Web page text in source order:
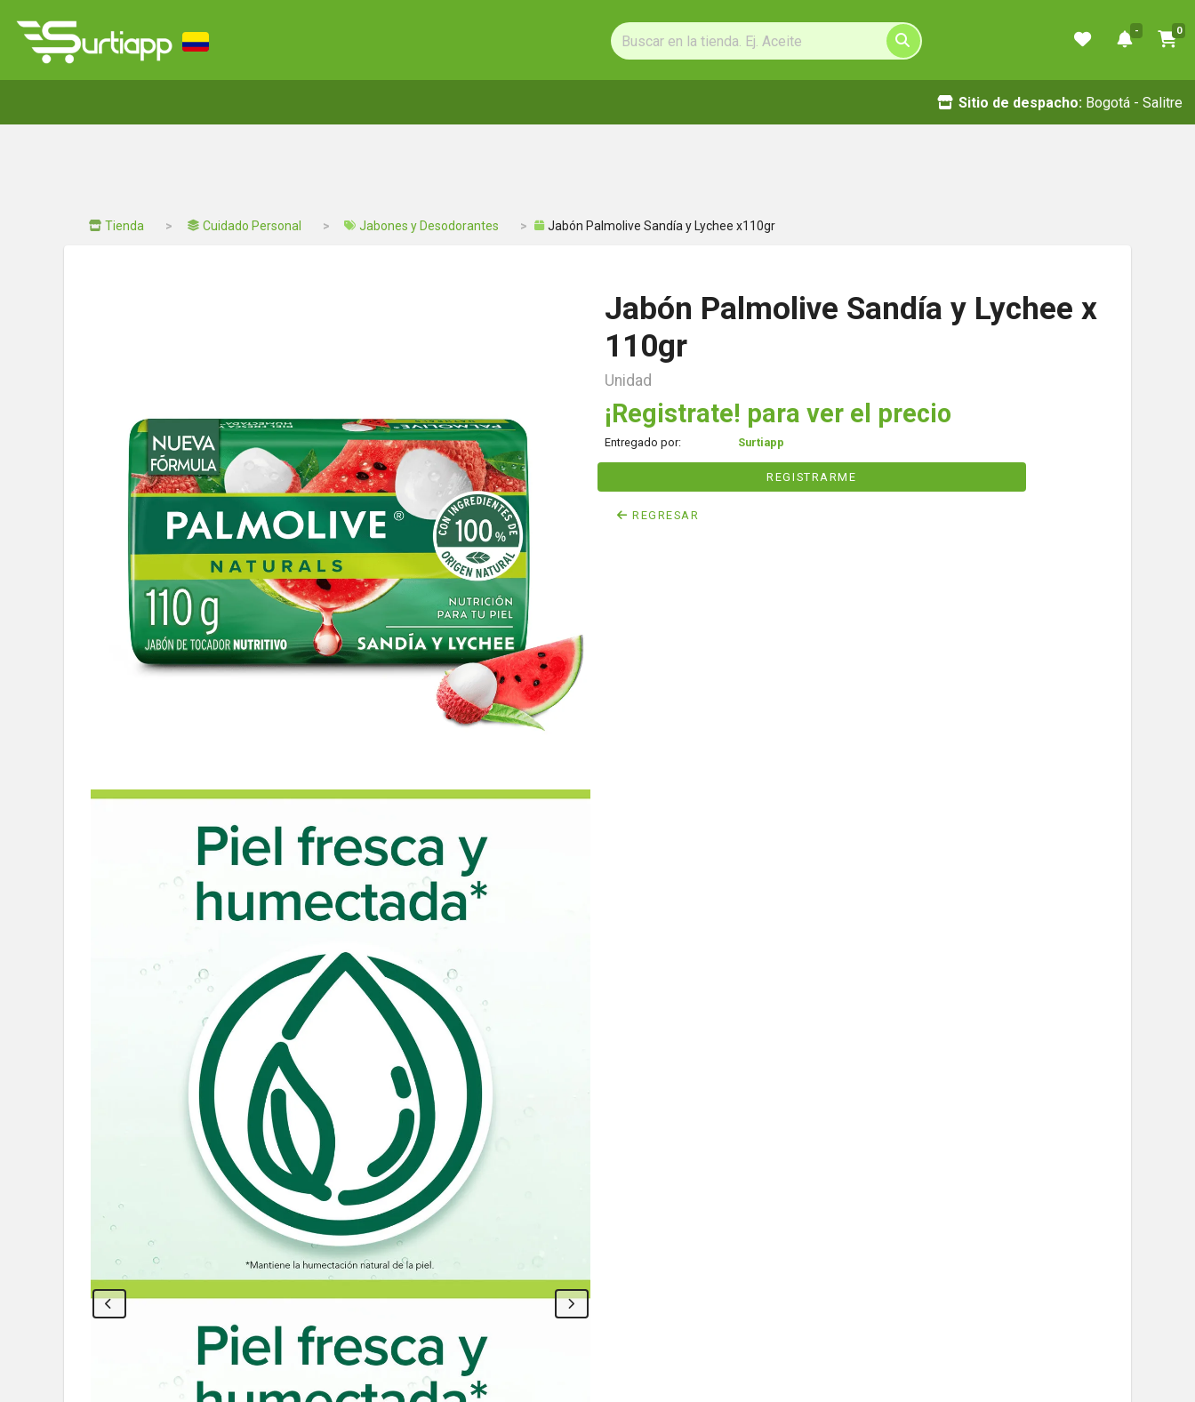
- 0
Sitio de despacho: Bogotá - Salitre
Tienda Cuidado Personal Jabones y Desodorantes Jabón Palmolive Sandía y Lychee x110gr
Jabón Palmolive Sandía y Lychee x
110gr
Unidad
¡Registrate! para ver el precio
Entregado por: Surtiapp
REGISTRARME
REGRESAR